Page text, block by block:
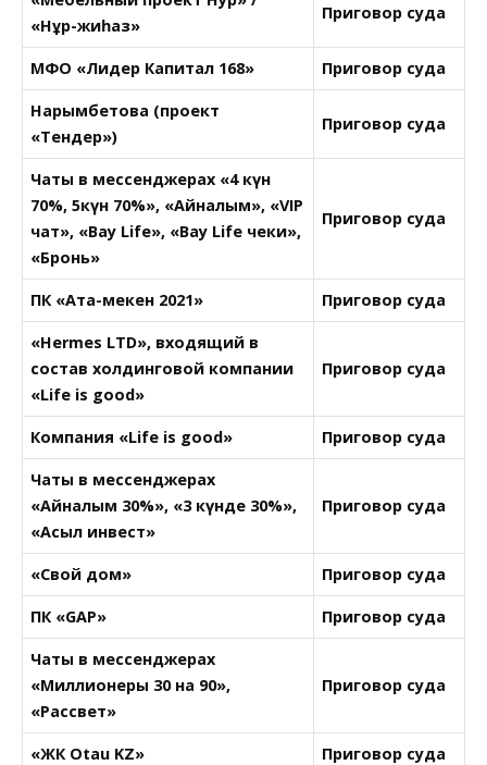
«Нұр-жиһаз»
Приговор суда
МФО «Лидер Капитал 168» Приговор суда
Нарымбетова (проект
«Тендер»)
Приговор суда
Чаты в мессенджерах «4 күн
70%, 5күн 70%», «Айналым», «VIP
чат», «Bay Life», «Bay Life чеки»,
«Бронь»
Приговор суда
ПК «Ата-мекен 2021» Приговор суда
«Hermes LTD», входящий в
состав холдинговой компании
«Life is good»
Приговор суда
Компания «Life is good» Приговор суда
Чаты в мессенджерах
«Айналым 30%», «3 күнде 30%»,
«Асыл инвест»
Приговор суда
«Свой дом» Приговор суда
ПК «GAP» Приговор суда
Чаты в мессенджерах
«Миллионеры 30 на 90»,
«Рассвет»
Приговор суда
«ЖК Otau KZ» Приговор суда